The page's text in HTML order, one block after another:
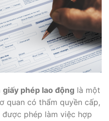
giấy phép lao động là một
quan có thẩm quyền cấp,
phép làm việc hợp